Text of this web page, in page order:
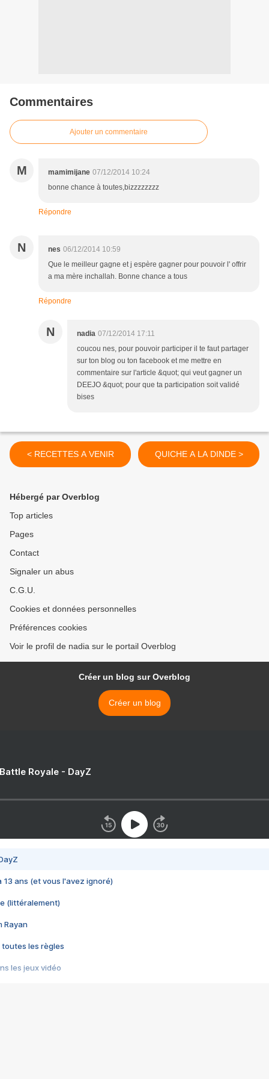
Commentaires
Ajouter un commentaire
M mamimijane 07/12/2014 10:24
bonne chance à toutes,bizzzzzzzz
Répondre
N nes 06/12/2014 10:59
Que le meilleur gagne et j espère gagner pour pouvoir l' offrir
a ma mère inchallah. Bonne chance a tous
Répondre
N nadia 07/12/2014 17:11
coucou nes, pour pouvoir participer il te faut partager
sur ton blog ou ton facebook et me mettre en
commentaire sur l'article &quot; qui veut gagner un
DEEJO &quot; pour que ta participation soit validé
bises
< RECETTES A VENIR QUICHE A LA DINDE >
Hébergé par Overblog
Top articles
Pages
Contact
Signaler un abus
C.G.U.
Cookies et données personnelles
Préférences cookies
Voir le profil de nadia sur le portail Overblog
Créer un blog sur Overblog
Créer un blog
Royale - DayZ
13 ans (et vous l'avez ignoré)
(littéralement)
Rayan
toutes les règles
les jeux vidéo